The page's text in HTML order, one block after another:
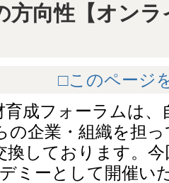
方向性【オン
□このページ
成フォーラムは
の企業・組織を担
換しております。
ミーとして開催い